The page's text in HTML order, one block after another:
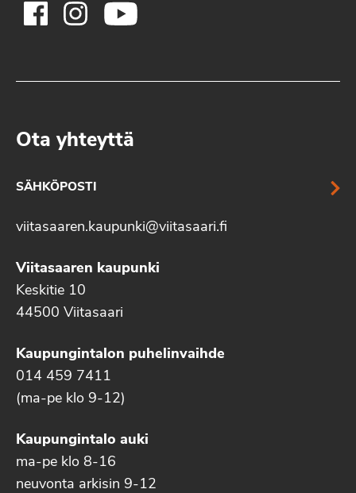
Ota yhteyttä
SÄHKÖPOSTI
viitasaaren.kaupunki@viitasaari.fi
Viitasaaren kaupunki
Keskitie 10
44500 Viitasaari
Kaupungintalon puhelinvaihde
014 459 7411
(ma-pe klo 9-12)
Kaupungintalo auki
ma-pe klo 8-16
neuvonta arkisin 9-12